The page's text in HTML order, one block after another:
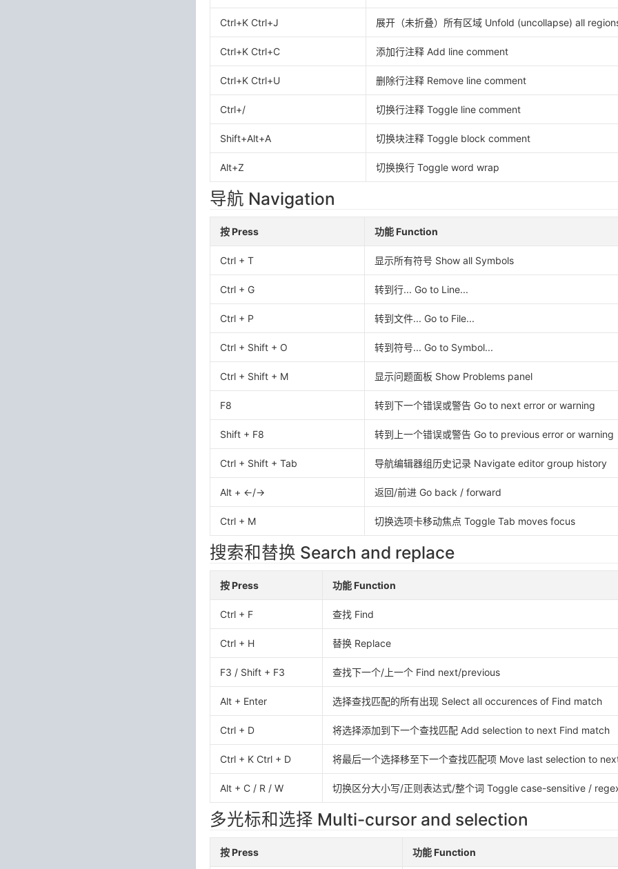
Ctrl+K Ctrl+J 展开（未折叠）所有区域 Unfold (uncollapse) all
Ctrl+K Ctrl+C 添加行注释 Add line comment
Ctrl+K Ctrl+U 删除行注释 Remove line comment
Ctrl+/ 切换行注释 Toggle line comment
Shift+Alt+A 切换块注释 Toggle block comment
Alt+Z 切换换行 Toggle word wrap
导航 Navigation
按 Press 功能 Function
Ctrl + T 显示所有符号 Show all Symbols
Ctrl + G 转到行... Go to Line...
Ctrl + P 转到文件... Go to File...
Ctrl + Shift + O 转到符号... Go to Symbol...
Ctrl + Shift + M 显示问题面板 Show Problems panel
F8 转到下一个错误或警告 Go to next error or warning
Shift + F8 转到上一个错误或警告 Go to previous error or warning
Ctrl + Shift + Tab 导航编辑器组历史记录 Navigate editor group history
Alt + ←/→ 返回/前进 Go back / forward
Ctrl + M 切换选项卡移动焦点 Toggle Tab moves focus
搜索和替换 Search and replace
按 Press 功能 Function
Ctrl + F 查找 Find
Ctrl + H 替换 Replace
F3 / Shift + F3 查找下一个/上一个 Find next/previous
Alt + Enter 选择查找匹配的所有出现 Select all occurences of Find match
Ctrl + D 将选择添加到下一个查找匹配 Add selection to next Find match
Ctrl + K Ctrl + D 将最后一个选择移至下一个查找匹配项 Move last selection to
Alt + C / R / W 切换区分大小写/正则表达式/整个词 Toggle case-sensitive /
多光标和选择 Multi-cursor and selection
按 Press 功能 Function